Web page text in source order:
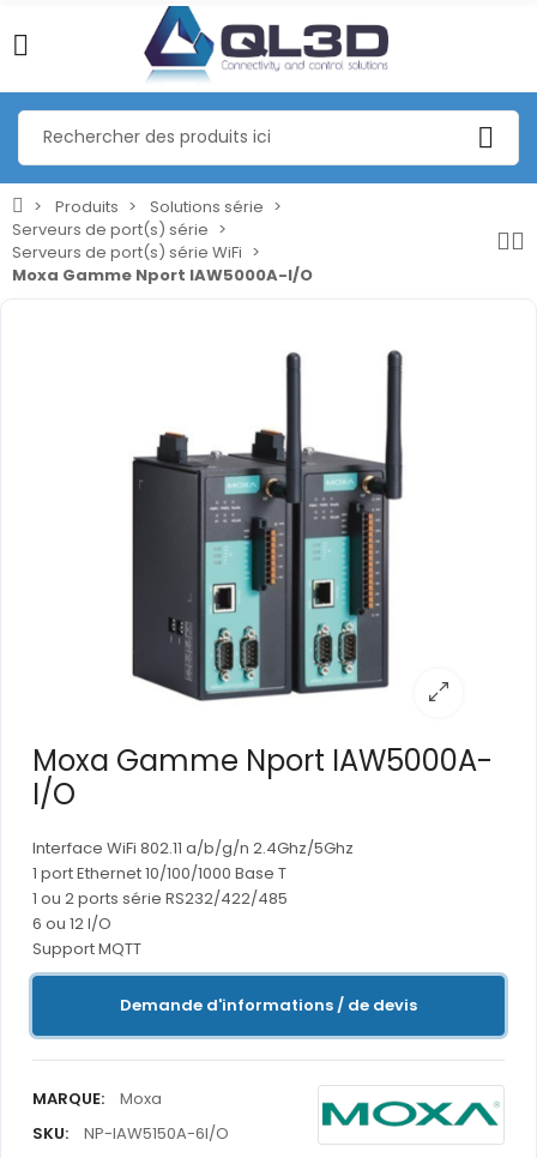
Produits
Solutions série
Serveurs de port(s) série
Serveurs de port(s) série WiFi
Moxa Gamme Nport IAW5000A-I/O
Moxa Gamme Nport IAW5000A-
I/O
Interface WiFi 802.11 a/b/g/n 2.4Ghz/5Ghz
1 port Ethernet 10/100/1000 Base T
1 ou 2 ports série RS232/422/485
6 ou 12 I/O
Support MQTT
Demande d'informations / de devis
MARQUE:
Moxa
SKU:
NP-IAW5150A-6I/O